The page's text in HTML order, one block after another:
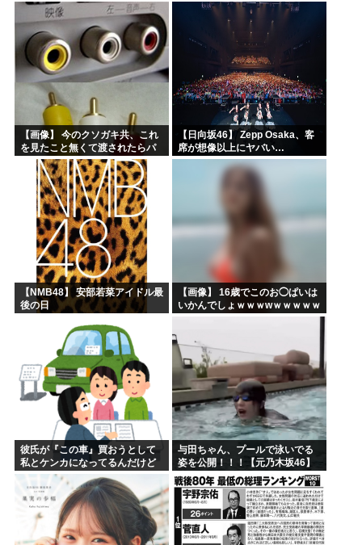
録レポ】 ｗｗｗｗ
【画像】 今のクソガキ共、これ
を見たこと無くて渡されたらパ
ニクるらしいｗｗｗｗｗｗｗｗ
ｗｗｗｗｗ
【日向坂46】 Zepp Osaka、客
席が想像以上にヤバい…
【NMB48】 安部若菜アイドル最
後の日
【画像】 16歳でこのお◯ぱいは
いかんでしょｗｗｗwｗｗｗｗｗ
ｗｗｗ❤
彼氏が『この車』買おうとして
私とケンカになってるんだけど
ｗｗｗｗｗｗ
与田ちゃん、プールで泳いでる
姿を公開！！！【元乃木坂46】